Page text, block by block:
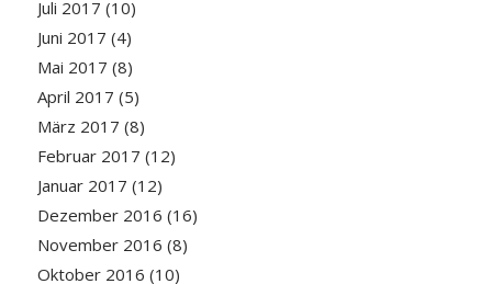
Juli 2017 (10)
Juni 2017 (4)
Mai 2017 (8)
April 2017 (5)
März 2017 (8)
Februar 2017 (12)
Januar 2017 (12)
Dezember 2016 (16)
November 2016 (8)
Oktober 2016 (10)